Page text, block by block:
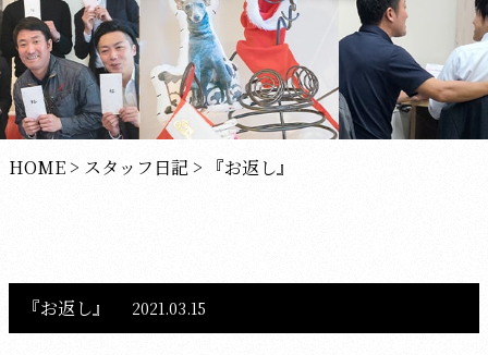
HOME > スタッフ日記 > 『お返し』
『お返し』 2021.03.15